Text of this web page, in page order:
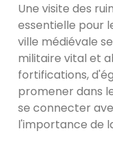
Une visite des
essentielle pour
ville médiévale
militaire vital et
fortifications,
promener dans
se connecter
l'importance de